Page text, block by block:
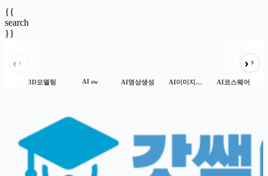
{{
search
}}
3D모델링 AI sw AI영상생성 AI이미지생성 AI코스웨어